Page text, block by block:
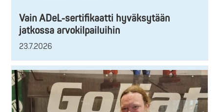
Vain ADeL-sertifikaatti hyväksytään
jatkossa arvokilpailuihin
23.7.2026